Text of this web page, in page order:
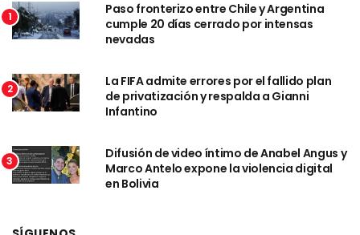
1
Paso fronterizo entre Chile y Argentina
cumple 20 días cerrado por intensas
nevadas
2
La FIFA admite errores por el fallido plan
de privatización y respalda a Gianni
Infantino
3
Difusión de video íntimo de Anabel Angus y
Marco Antelo expone la violencia digital
en Bolivia